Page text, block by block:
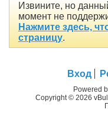
Извините, но
момент не
Нажмите здесь,
страницу.
Вход
Powered
Copyright © 2026